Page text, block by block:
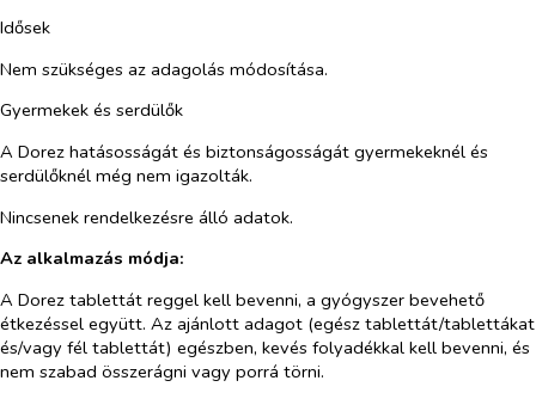
Idősek
Nem szükséges az adagolás módosítása.
Gyermekek és serdülők
A Dorez hatásosságát és biztonságosságát gyermekeknél és
serdülőknél még nem igazolták.
Nincsenek rendelkezésre álló adatok.
Az alkalmazás módja:
A Dorez tablettát reggel kell bevenni, a gyógyszer bevehető
étkezéssel együtt. Az ajánlott adagot (egész tablettát/tablettákat
és/vagy fél tablettát) egészben, kevés folyadékkal kell bevenni, és
nem szabad összerágni vagy porrá törni.